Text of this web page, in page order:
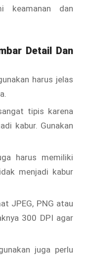
keamanan dan
Detail Dan
harus jelas
tipis karena
kabur. Gunakan
harus memiliki
menjadi kabur
JPEG, PNG atau
300 DPI agar
juga perlu